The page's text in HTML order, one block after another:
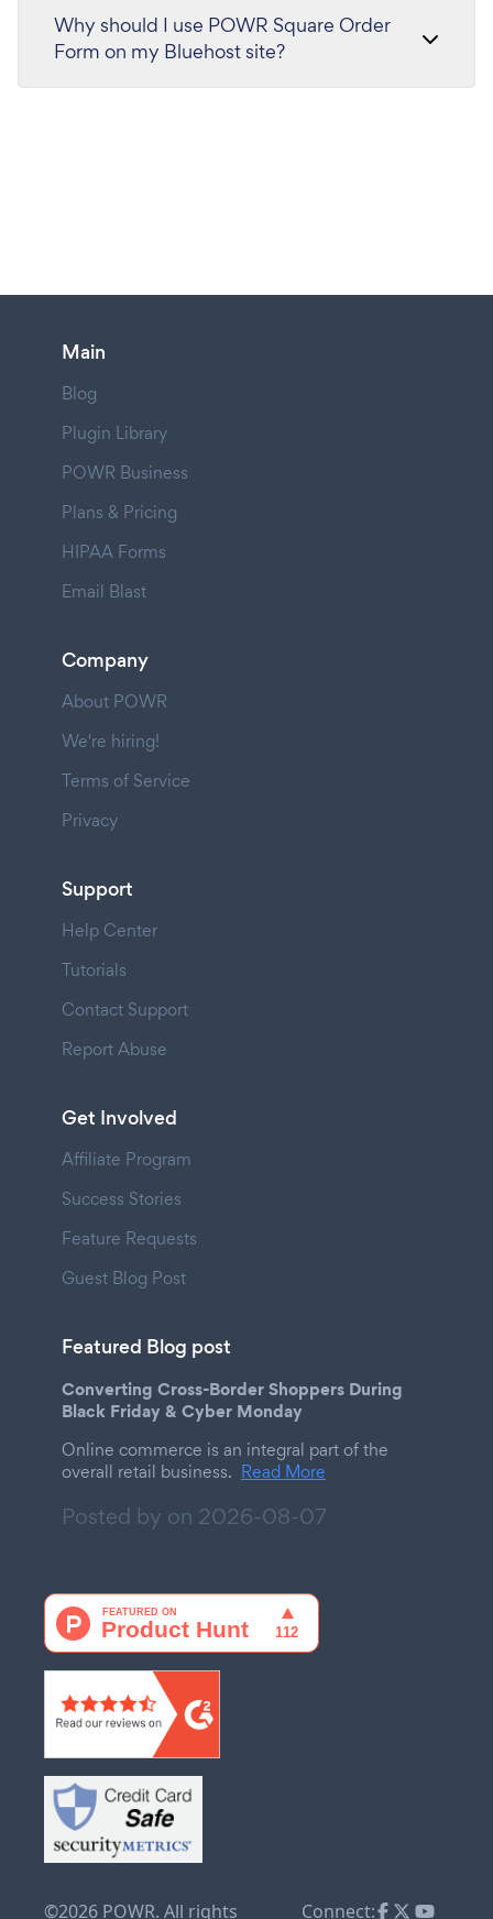
Why should I use POWR Square Order
Form on my Bluehost site?
Main
Blog
Plugin Library
POWR Business
Plans & Pricing
HIPAA Forms
Email Blast
Company
About POWR
We're hiring!
Terms of Service
Privacy
Support
Help Center
Tutorials
Contact Support
Report Abuse
Get Involved
Affiliate Program
Success Stories
Feature Requests
Guest Blog Post
Featured Blog post
Converting Cross-Border Shoppers During
Black Friday & Cyber Monday
Online commerce is an integral part of the
overall retail business. Read More
Posted by on 2026-08-07
©2026 POWR. All rights Connect: